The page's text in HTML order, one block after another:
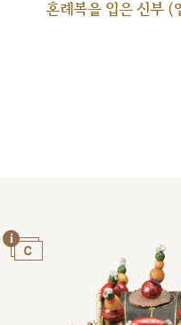
혼례복을 입은 신부 (